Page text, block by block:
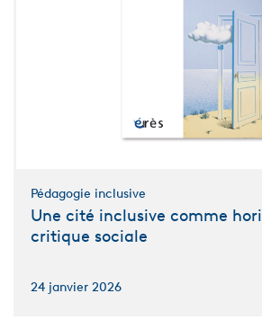
Pédagogie inclusive
Une cité inclusive comme
critique sociale
24 janvier 2026